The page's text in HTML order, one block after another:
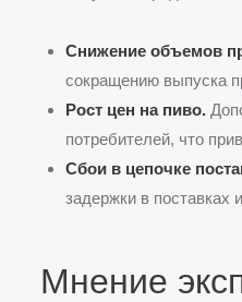
Снижение объемов
сокращению выпуска
Рост цен на пиво.
потребителей, что
Сбои в цепочке
задержки в поставках
Мнение